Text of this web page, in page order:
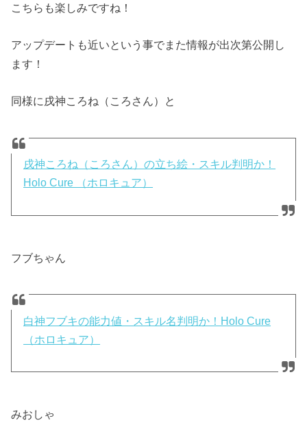
こちらも楽しみですね！
アップデートも近いという事でまた情報が出次第公開し
ます！
同様に戌神ころね（ころさん）と
戌神ころね（ころさん）の立ち絵・スキル判明か！
Holo Cure （ホロキュア）
フブちゃん
白神フブキの能力値・スキル名判明か！Holo Cure
（ホロキュア）
みおしゃ